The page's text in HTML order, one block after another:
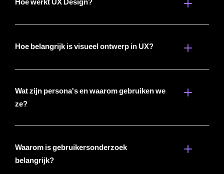
Hoe belangrijk is visueel ontwerp in UX?
Wat zijn persona's en waarom gebruiken we
ze?
Waarom is gebruikersonderzoek
belangrijk?